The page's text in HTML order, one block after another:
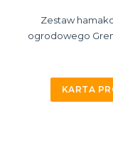
Zestaw
ogrodowego
KARTA